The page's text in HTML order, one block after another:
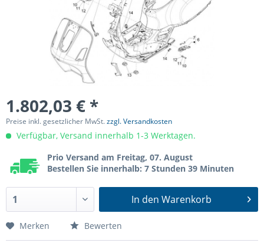
1.802,03 € *
Preise inkl. gesetzlicher MwSt.zzgl. Versandkosten
Verfügbar, Versand innerhalb 1-3 Werktagen.
Prio Versand am Freitag, 07. August
Bestellen Sie innerhalb: 7 Stunden 39 Minuten
In den Warenkorb
Merken Bewerten